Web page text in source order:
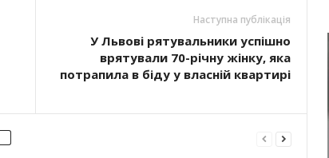
Наступна публікація
У Львові рятувальники успішно
врятували 70-річну жінку, яка
потрапила в біду у власній квартирі